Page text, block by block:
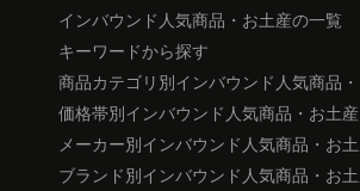
インバウンド人気商品・お土産の一覧
キーワードから探す
商品カテゴリ別インバウンド人気商品
価格帯別インバウンド人気商品・お土産
メーカー別インバウンド人気商品・お
ブランド別インバウンド人気商品・お